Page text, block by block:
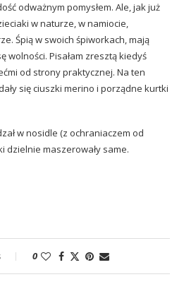
odważnym pomysłem. Ale, jak już
w naturze, w namiocie,
Śpią w swoich śpiworkach, mają
wolności. Pisałam zresztą kiedyś
od strony praktycznej. Na ten
się ciuszki merino i porządne kurtki
w nosidle (z ochraniaczem od
dzielnie maszerowały same.
0